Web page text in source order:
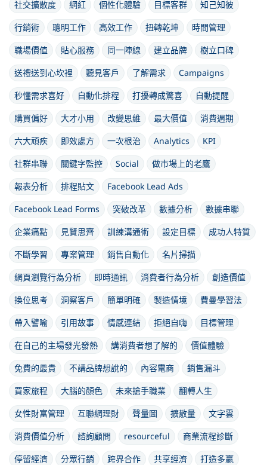
社交擴散度 網紅 個性化體驗 目標客群
知己知彼
行銷術
聰明工作 高效工作 扭轉乾坤
時間管理
職場價值
貼心服務 同一陣線 建立品牌
樹立口碑
送禮送到心坎裡
聽見客戶 了解需求
Campaigns
秒懂需求喜好
自動化排程 打擾轉成驚喜
自動提醒
購買偏好
大才小用 改變思維 最大價值
消費週期
六大頑疾
即效處方 一次根治 Analytics
KPI
社群串聯
關鍵字監控 Social
做市場上的老鷹
報表分析
排程貼文
Facebook Lead Ads
Facebook Lead Forms
突破改革 數據分析
數據串聯
企業痛點
見賢思齊 訓練溝通術 設定目標
成功人特質
不斷學習
專案管理 銷售自動化
名片掃描
網頁瀏覽行為分析
即時通訊 消費者行為分析
創造價值
換位思考
洞察客戶 簡單明確 製造情境
費曼學習法
帶入譬喻
引用故事 情感連結 拒絕自嗨
目標管理
在自己的主場發光發熱
講消費者想了解的
價值體驗
免費的最貴
不講品牌想說的 內容電商
銷售漏斗
買家旅程
大腦的顏色 未來搶手職業
翻轉人生
女性財富管理
互聯網理財 聲量圖 擴散量
文字雲
消費價值分析
諮詢顧問 resourceful
商業流程診斷
停留經濟
分眾行銷 跨界合作 共享經濟
打造多贏